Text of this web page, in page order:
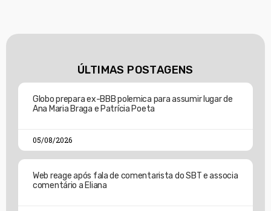
ÚLTIMAS POSTAGENS
Globo prepara ex-BBB polemica para assumir lugar de
Ana Maria Braga e Patrícia Poeta
05/08/2026
Web reage após fala de comentarista do SBT e associa
comentário a Eliana